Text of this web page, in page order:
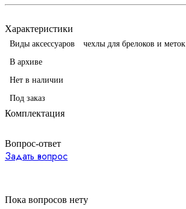
Характеристики
Виды аксессуаров
чехлы для брелоков и меток
В архиве
Нет в наличии
Под заказ
Комплектация
Вопрос-ответ
Задать вопрос
Пока вопросов нету